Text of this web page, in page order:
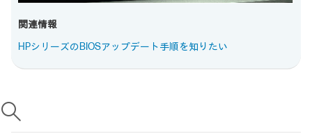
関連情報
HPシリーズのBIOSアップデート手順を知りたい